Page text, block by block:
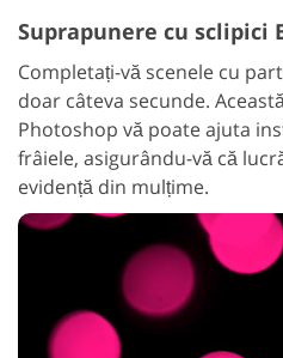
Completați-vă scenele cu
doar câteva secunde.
Photoshop vă poate ajuta
frâiele, asigurându-vă că
evidență din mulțime.